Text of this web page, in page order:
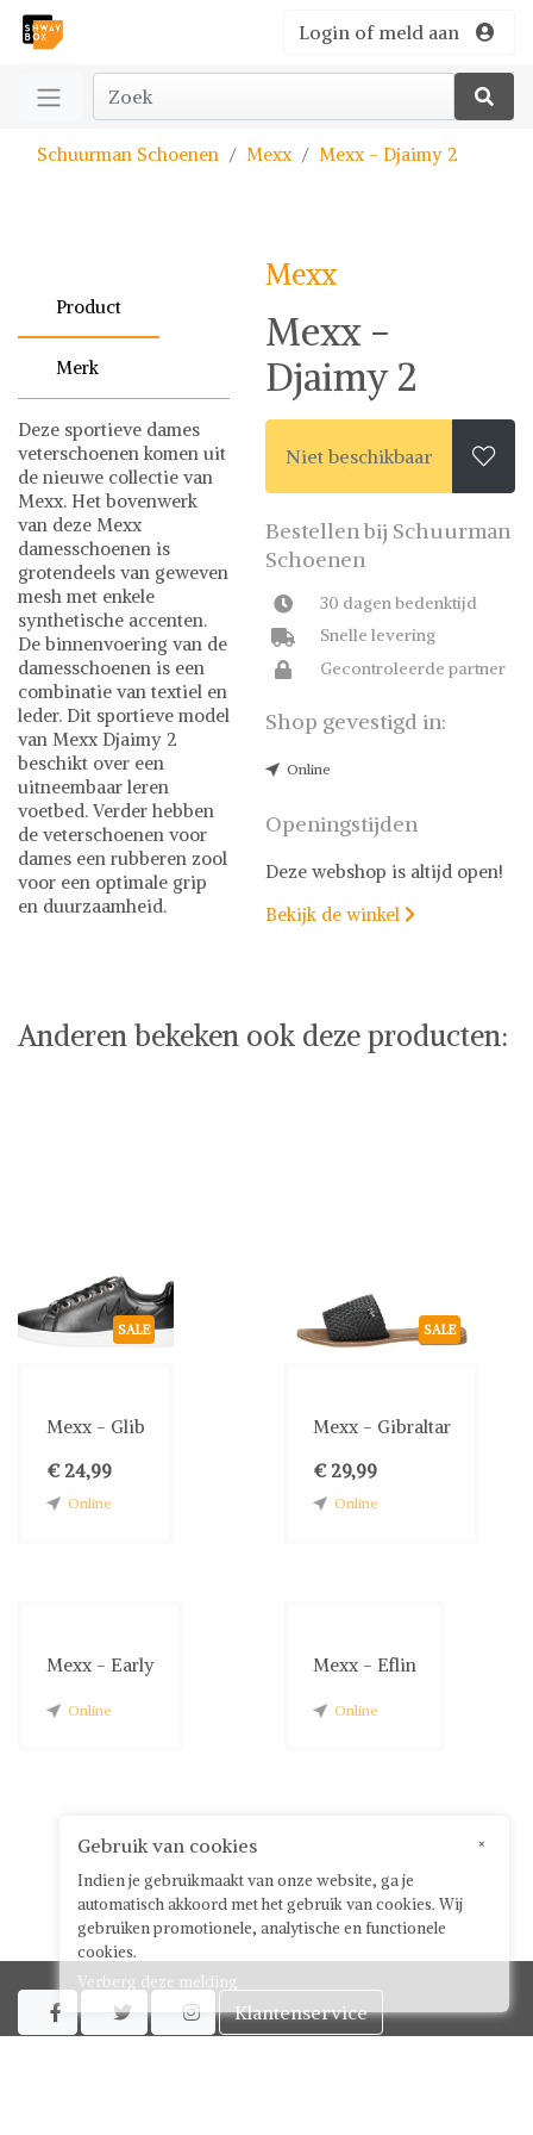
Login of meld aan
Schuurman Schoenen Mexx Mexx - Djaimy 2
Product
Merk
Deze sportieve dames
veterschoenen komen uit
de nieuwe collectie van
Mexx. Het bovenwerk
van deze Mexx
damesschoenen is
grotendeels van geweven
mesh met enkele
synthetische accenten.
De binnenvoering van de
damesschoenen is een
combinatie van textiel en
leder. Dit sportieve model
van Mexx Djaimy 2
beschikt over een
uitneembaar leren
voetbed. Verder hebben
de veterschoenen voor
dames een rubberen zool
voor een optimale grip
en duurzaamheid.
Mexx
Mexx -
Djaimy 2
Niet beschikbaar 
Bestellen bij Schuurman
Schoenen
30 dagen bedenktijd
Snelle levering
Gecontroleerde partner
Shop gevestigd in:
Online
Openingstijden
Deze webshop is altijd open!
Bekijk de winkel 
Anderen bekeken ook deze producten:
SALE
Mexx - Glib
€ 24,99
Online
SALE
Mexx - Gibraltar
€ 29,99
Online
Mexx - Early
Online
Mexx - Eflin
Online
   Klantenservice
×
Gebruik van cookies
Indien je gebruikmaakt van onze website, ga je
automatisch akkoord met het gebruik van cookies. Wij
gebruiken promotionele, analytische en functionele
cookies.
Verberg deze melding